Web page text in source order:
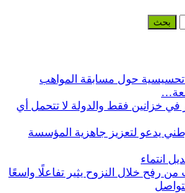
تحسيسية حول مسابقة المواهب
في خزانين فقط والدولة لا تتحمل أي
يدعو لتعزيز جاهزية المؤسسة
انتماء
رفح خلال النزوح يثير تفاعلًا واسعًا